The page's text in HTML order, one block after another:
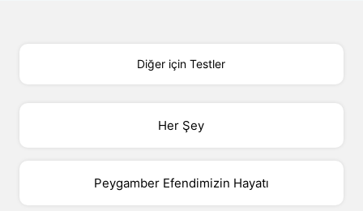
Diğer için Testler
Her Şey
Peygamber Efendimizin Hayatı